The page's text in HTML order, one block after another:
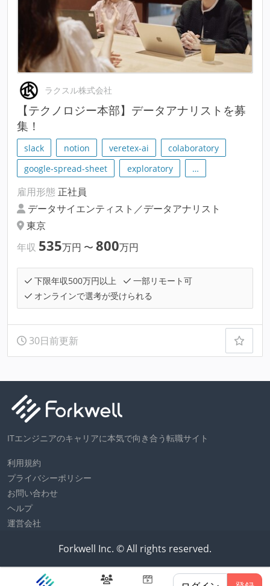
ラクスル株式会社
【テクノロジー本部】データアナリストを募
集！
slack notion veretex-ai
colaboratory
google-spread-sheet
exploratory …
雇用形態 正社員
データサイエンティスト／データアナリスト
東京
年収 535万円 〜 800万円
下限年収500万円以上
一部リモート可
オンラインで選考が受けられる
30日前更新
ITエンジニアのキャリアに本気で向き合う転職サイト
利用規約
プライバシーポリシー
お問い合わせ
ヘルプ
運営会社
Forkwell Inc. © All rights reserved.